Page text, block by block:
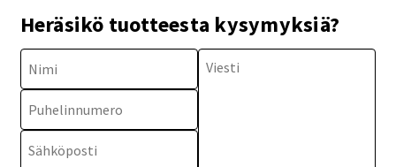
Heräsikö tuotteesta kysymyksiä?